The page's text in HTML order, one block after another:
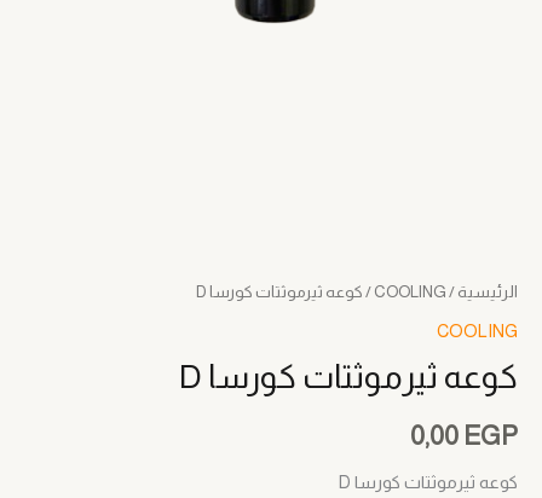
الرئيسية /
COOLING / كوعه ثيرموثتات كورسا D
COOLING
كوعه ثيرموثتات كورسا D
0,00 EGP
كوعه ثيرموثتات كورسا D